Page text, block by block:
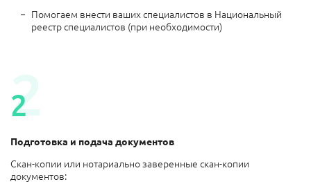
Помогаем внести ваших специалистов в Национальный
реестр специалистов (при необходимости)
2
2
Подготовка и подача документов
Скан-копии или нотариально заверенные скан-копии
документов: